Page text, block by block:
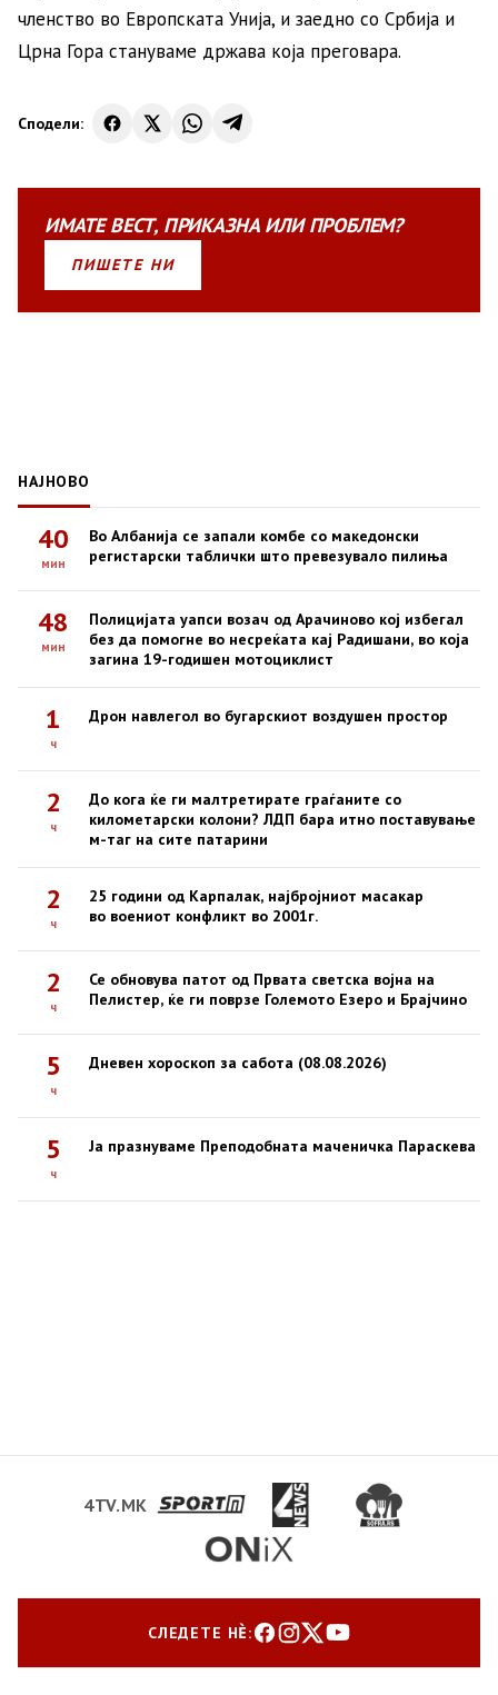
членство во Европската Унија, и заедно со Србија и
Црна Гора стануваме држава која преговара.
Сподели:
ИМАТЕВЕСТ, ПРИКАЗНАИЛИПРОБЛЕМ?
ПИШЕТЕ НИ
НАЈНОВО
40
мин
Во Албанија се запали комбе со македонски
регистарски таблички што превезувало пилиња
48
мин
Полицијата уапси возач од Арачиново кој избегал
без да помогне во несреќата кај Радишани, во која
загина 19-годишен мотоциклист
1
ч
Дрон навлегол во бугарскиот воздушен простор
2
ч
До кога ќе ги малтретирате граѓаните со
километарски колони? ЛДП бара итно поставување
м-таг на сите патарини
2
ч
25 години од Карпалак, најбројниот масакар
во воениот конфликт во 2001г.
2
ч
Се обновува патот од Првата светска војна на
Пелистер, ќе ги поврзе Големото Езеро и Брајчино
5
ч
Дневен хороскоп за сабота (08.08.2026)
5
ч
Ја празнуваме Преподобната маченичка Параскева
4TV.MK
СЛЕДЕТЕ НЀ: